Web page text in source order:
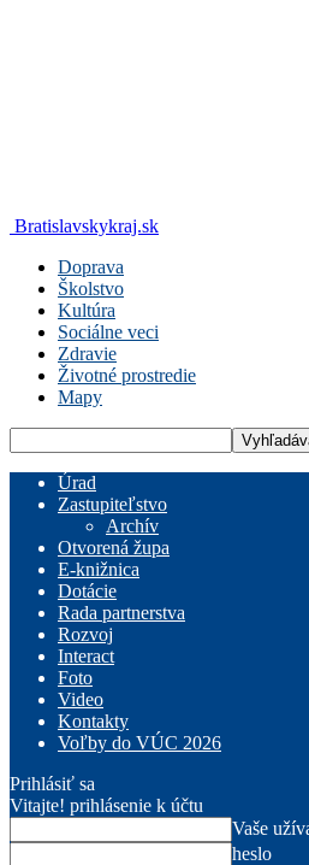
Bratislavskykraj.sk
Doprava
Školstvo
Kultúra
Sociálne veci
Zdravie
Životné prostredie
Mapy
Úrad
Zastupiteľstvo
Archív
Otvorená župa
E-knižnica
Dotácie
Rada partnerstva
Rozvoj
Interact
Foto
Video
Kontakty
Voľby do VÚC 2026
Prihlásiť sa
Vitajte! prihlásenie k účtu
Vaše
heslo